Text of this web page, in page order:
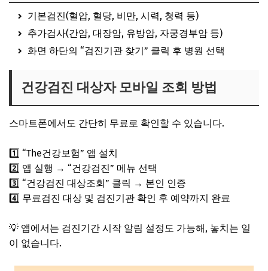
기본검진(혈압, 혈당, 비만, 시력, 청력 등)
추가검사(간암, 대장암, 유방암, 자궁경부암 등)
화면 하단의 “검진기관 찾기” 클릭 후 병원 선택
건강검진 대상자 모바일 조회 방법
스마트폰에서도 간단히 무료로 확인할 수 있습니다.
1️⃣ “The건강보험” 앱 설치
2️⃣ 앱 실행 → “건강검진” 메뉴 선택
3️⃣ “건강검진 대상조회” 클릭 → 본인 인증
4️⃣ 무료검진 대상 및 검진기관 확인 후 예약까지 완료
💡 앱에서는 검진기간 시작 알림 설정도 가능해, 놓치는 일
이 없습니다.